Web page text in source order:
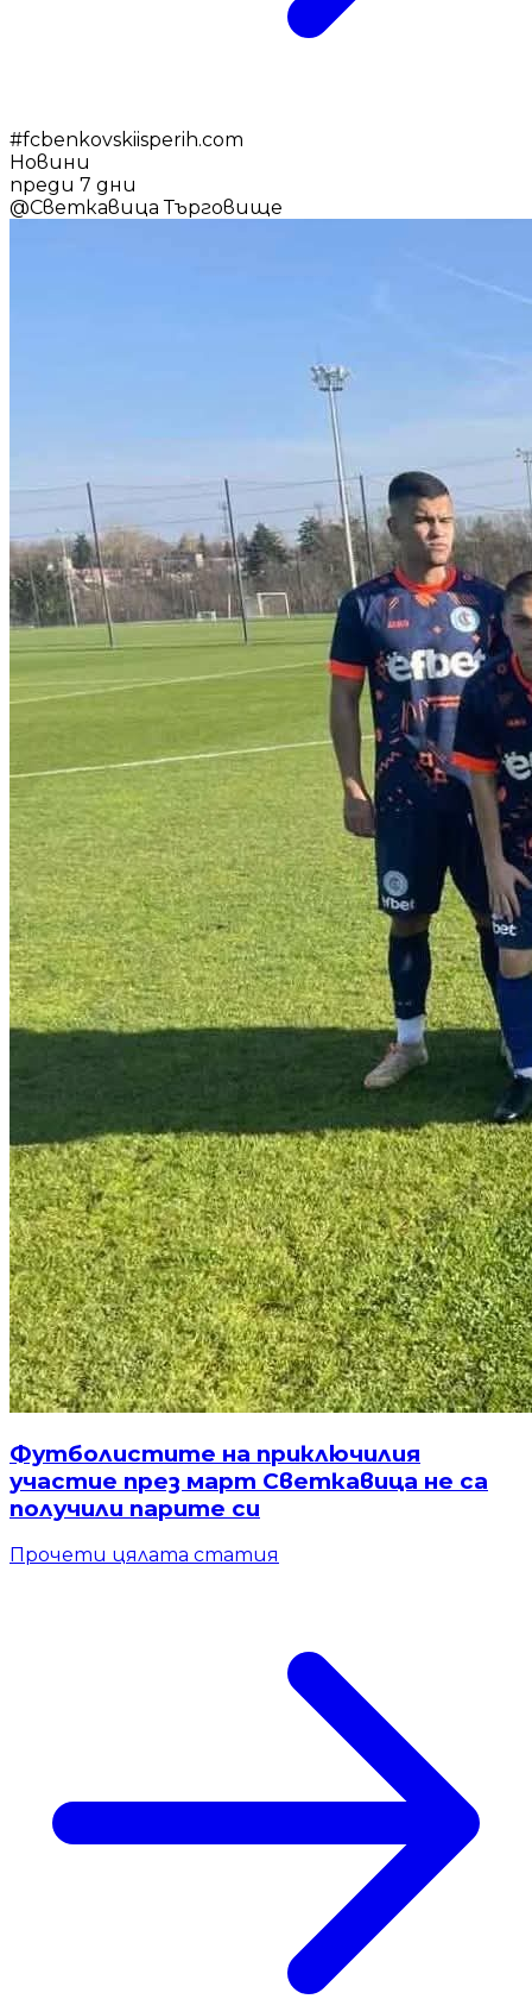
#fcbenkovskiisperih.com
Новини
преди 7 дни
@Светкавица Търговище
Футболистите на приключилия
участие през март Светкавица не са
получили парите си
Прочети цялата статия